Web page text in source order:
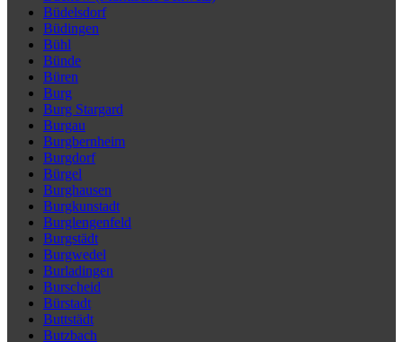
Büdelsdorf
Büdingen
Bühl
Bünde
Büren
Burg
Burg Stargard
Burgau
Burgbernheim
Burgdorf
Bürgel
Burghausen
Burgkunstadt
Burglengenfeld
Burgstädt
Burgwedel
Burladingen
Burscheid
Bürstadt
Buttstädt
Butzbach